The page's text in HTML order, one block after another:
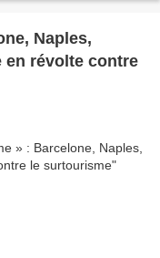
Naples,
en révolte contre